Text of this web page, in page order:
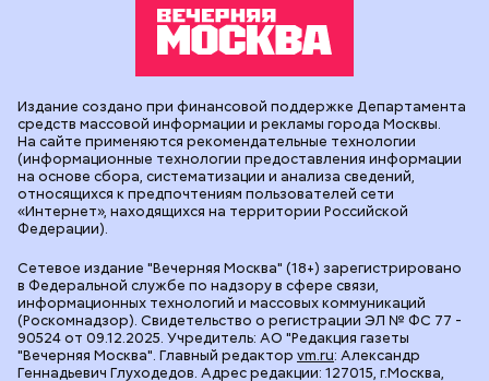
Сетевое издание "Вечерняя Москва" (18+) зарегистрировано
в Федеральной службе по надзору в сфере связи,
информационных технологий и массовых коммуникаций
(Роскомнадзор). Свидетельство о регистрации ЭЛ № ФС 77 -
90524 от 09.12.2025. Учредитель: АО "Редакция газеты
"Вечерняя Москва". Главный редактор vm.ru: Александр
Геннадьевич Глуходедов. Адрес редакции: 127015, г.Москва,
Издание создано при финансовой поддержке Департамента
средств массовой информации и рекламы города Москвы.
На сайте применяются рекомендательные технологии
(информационные технологии предоставления информации
на основе сбора, систематизации и анализа сведений,
относящихся к предпочтениям пользователей сети
«Интернет», находящихся на территории Российской
Федерации).